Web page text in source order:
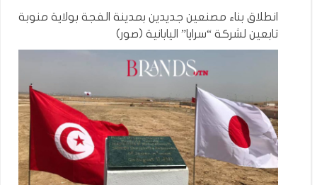
انطلاق بناء مصنعين جديدين بمدينة الفجة بولاية منوبة
تابعين لشركة “سرايا” اليابانية (صور)